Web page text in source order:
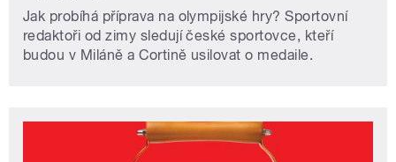
Jak probíhá příprava na olympijské hry? Sportovní
redaktoři od zimy sledují české sportovce, kteří
budou v Miláně a Cortině usilovat o medaile.